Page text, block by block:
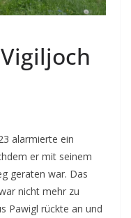
alarmierte ein
er mit seinem
geraten war. Das
nicht mehr zu
Pawigl rückte an und